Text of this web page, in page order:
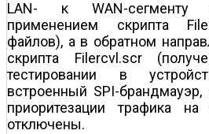
LAN- к WAN-сегменту
применением скрипта
файлов), а в обратном
скрипта Filercvl.scr
тестировании в
встроенный SPI-
приоритезации трафика
отключены.